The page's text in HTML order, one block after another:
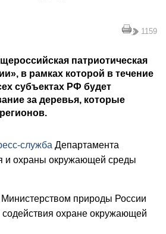
1159
патриотическая
в рамках которой в течение
субъектах РФ будет
за деревья, которые
служба Департамента
и охраны окружающей среды
природы России
охране окружающей